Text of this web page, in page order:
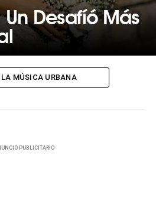
Un Desafíó Más
LA MÚSICA URBANA
PUBLICITARIO